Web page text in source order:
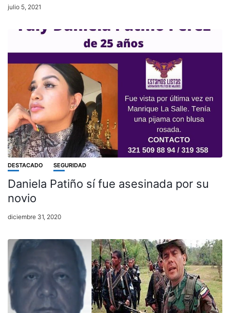
julio 5, 2021
DESTACADO SEGURIDAD
Daniela Patiño sí fue asesinada por su
novio
diciembre 31, 2020